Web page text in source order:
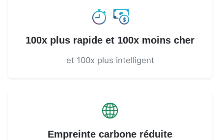
100x plus rapide et 100x moins cher
et 100x plus intelligent
Empreinte carbone réduite